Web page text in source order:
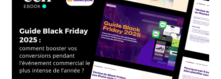
DÉVELOPPER
VENTES
GRÂCE
AUX
MARKETPLACES